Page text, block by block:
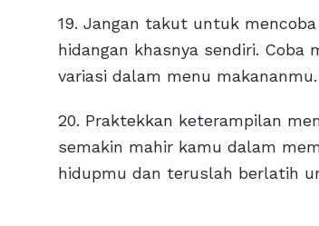
19. Jangan takut untuk
hidangan khasnya sendiri. Coba
variasi dalam menu makananmu.
20. Praktekkan keterampilan
semakin mahir kamu dalam
hidupmu dan teruslah berlatih